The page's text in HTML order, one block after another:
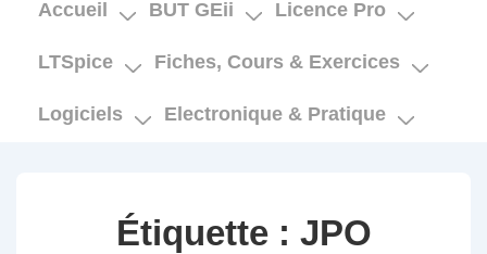
Accueil BUT GEii Licence Pro
LTSpice Fiches, Cours & Exercices
Logiciels Electronique & Pratique
Étiquette : JPO